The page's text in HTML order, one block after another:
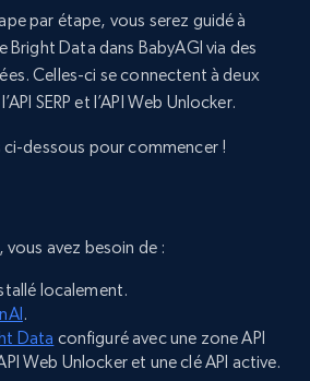
par étape, vous serez guidé à
Bright Data dans BabyAGI via des
Celles-ci se connectent à deux
SERP et l’API Web Unlocker.
dessous pour commencer !
avez besoin de :
localement.
.
Data configuré avec une zone API
Web Unlocker et une clé API active.